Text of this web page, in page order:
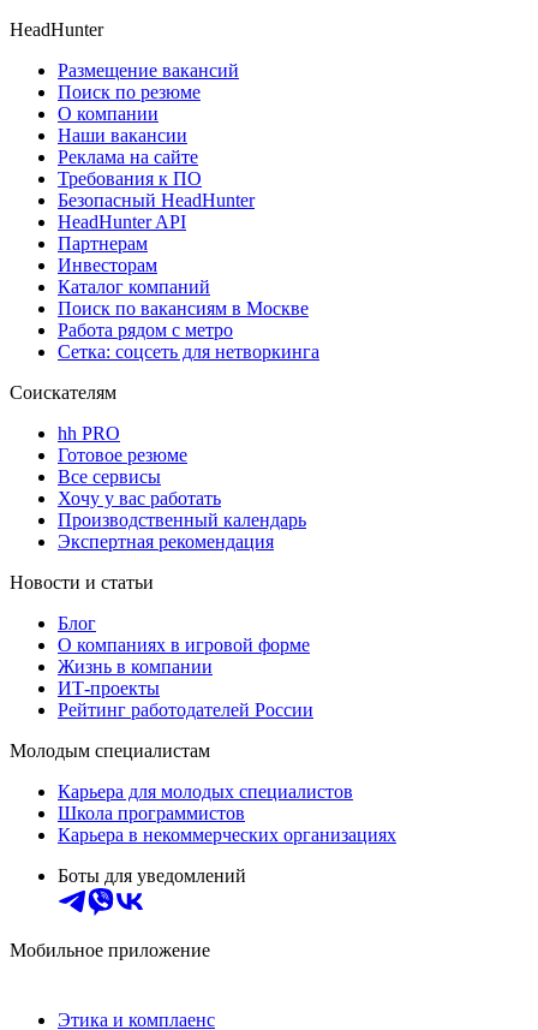
HeadHunter
Размещение вакансий
Поиск по резюме
О компании
Наши вакансии
Реклама на сайте
Требования к ПО
Безопасный HeadHunter
HeadHunter API
Партнерам
Инвесторам
Каталог компаний
Поиск по вакансиям в Москве
Работа рядом с метро
Сетка: соцсеть для нетворкинга
Соискателям
hh PRO
Готовое резюме
Все сервисы
Хочу у вас работать
Производственный календарь
Экспертная рекомендация
Новости и статьи
Блог
О компаниях в игровой форме
Жизнь в компании
ИТ-проекты
Рейтинг работодателей России
Молодым специалистам
Карьера для молодых специалистов
Школа программистов
Карьера в некоммерческих организациях
Боты для уведомлений
Мобильное приложение
Этика и комплаенс